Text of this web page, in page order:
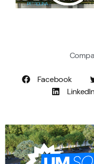
Facebook
LinkedIn